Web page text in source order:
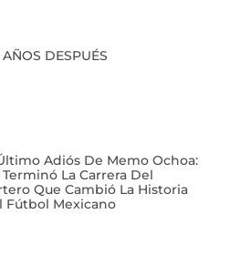
AÑOS DESPUÉS
Adiós De Memo Ochoa:
Terminó La Carrera Del
Que Cambió La Historia
Fútbol Mexicano